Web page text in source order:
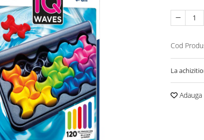
Cod
La